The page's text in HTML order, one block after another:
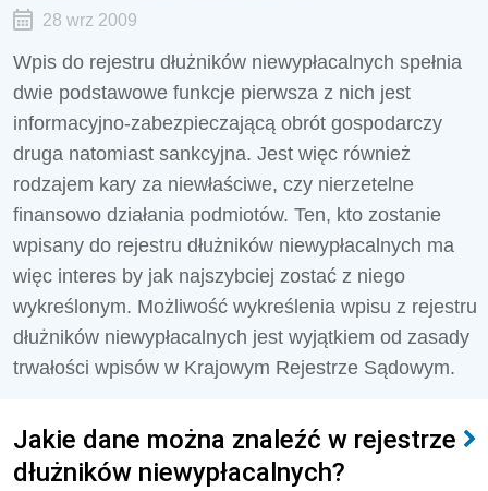
28 wrz 2009
Wpis do rejestru dłużników niewypłacalnych spełnia
dwie podstawowe funkcje pierwsza z nich jest
informacyjno-zabezpieczającą obrót gospodarczy
druga natomiast sankcyjna. Jest więc również
rodzajem kary za niewłaściwe, czy nierzetelne
finansowo działania podmiotów. Ten, kto zostanie
wpisany do rejestru dłużników niewypłacalnych ma
więc interes by jak najszybciej zostać z niego
wykreślonym. Możliwość wykreślenia wpisu z rejestru
dłużników niewypłacalnych jest wyjątkiem od zasady
trwałości wpisów w Krajowym Rejestrze Sądowym.
Jakie dane można znaleźć w rejestrze
dłużników niewypłacalnych?